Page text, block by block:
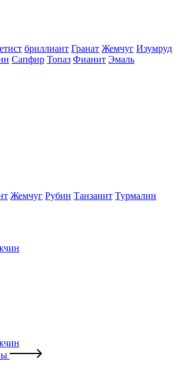
бриллиант Гранат Жемчуг Изумруд
Сапфир Топаз Фианит Эмаль
Жемчуг Рубин Танзанит Турмалин